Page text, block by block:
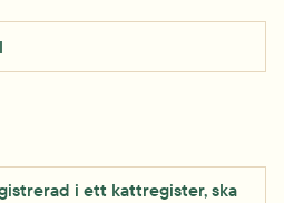
i ett kattregister, ska